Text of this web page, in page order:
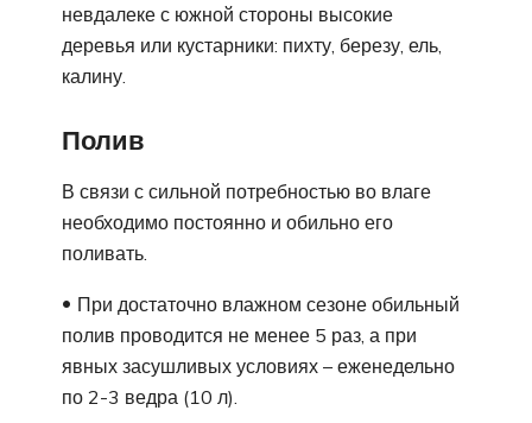
невдалеке с южной стороны высокие
деревья или кустарники: пихту, березу, ель,
калину.
Полив
В связи с сильной потребностью во влаге
необходимо постоянно и обильно его
поливать.
При достаточно влажном сезоне обильный
полив проводится не менее 5 раз, а при
явных засушливых условиях – еженедельно
по 2-3 ведра (10 л).